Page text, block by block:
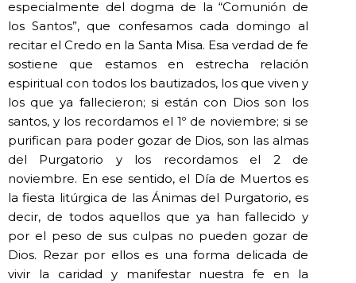
especialmente del dogma de la “Comunión de
los Santos”, que confesamos cada domingo al
recitar el Credo en la Santa Misa. Esa verdad de fe
sostiene que estamos en estrecha relación
espiritual con todos los bautizados, los que viven y
los que ya fallecieron; si están con Dios son los
santos, y los recordamos el 1º de noviembre; si se
purifican para poder gozar de Dios, son las almas
del Purgatorio y los recordamos el 2 de
noviembre. En ese sentido, el Día de Muertos es
la fiesta litúrgica de las Ánimas del Purgatorio, es
decir, de todos aquellos que ya han fallecido y
por el peso de sus culpas no pueden gozar de
Dios. Rezar por ellos es una forma delicada de
vivir la caridad y manifestar nuestra fe en la